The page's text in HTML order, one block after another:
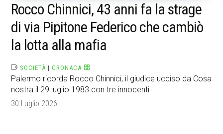
Rocco Chinnici, 43 anni fa la strage
di via Pipitone Federico che cambiò
la lotta alla mafia
SOCIETÀ |CRONACA
Palermo ricorda Rocco Chinnici, il giudice ucciso da Cosa
nostra il 29 luglio 1983 con tre innocenti
30 Luglio 2026